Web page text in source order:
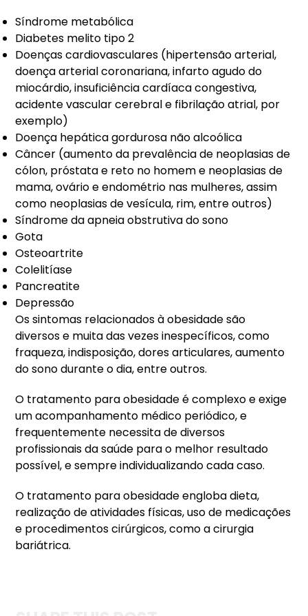
Síndrome metabólica
Diabetes melito tipo 2
Doenças cardiovasculares (hipertensão arterial,
doença arterial coronariana, infarto agudo do
miocárdio, insuficiência cardíaca congestiva,
acidente vascular cerebral e fibrilação atrial, por
exemplo)
Doença hepática gordurosa não alcoólica
Câncer (aumento da prevalência de neoplasias de
cólon, próstata e reto no homem e neoplasias de
mama, ovário e endométrio nas mulheres, assim
como neoplasias de vesícula, rim, entre outros)
Síndrome da apneia obstrutiva do sono
Gota
Osteoartrite
Colelitíase
Pancreatite
Depressão
Os sintomas relacionados à obesidade são
diversos e muita das vezes inespecíficos, como
fraqueza, indisposição, dores articulares, aumento
do sono durante o dia, entre outros.
O tratamento para obesidade é complexo e exige
um acompanhamento médico periódico, e
frequentemente necessita de diversos
profissionais da saúde para o melhor resultado
possível, e sempre individualizando cada caso.
O tratamento para obesidade engloba dieta,
realização de atividades físicas, uso de medicações
e procedimentos cirúrgicos, como a cirurgia
bariátrica.